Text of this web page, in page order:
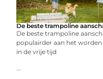
De beste trampoline
De beste trampoline
populairder aan het
in de vrije tijd
...